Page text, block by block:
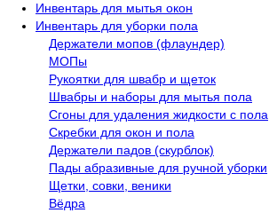
Инвентарь для мытья окон
Инвентарь для уборки пола
Держатели мопов (флаундер)
МОПы
Рукоятки для швабр и щеток
Швабры и наборы для мытья пола
Сгоны для удаления жидкости с пола
Скребки для окон и пола
Держатели падов (скурблок)
Пады абразивные для ручной уборки
Щетки, совки, веники
Вёдра